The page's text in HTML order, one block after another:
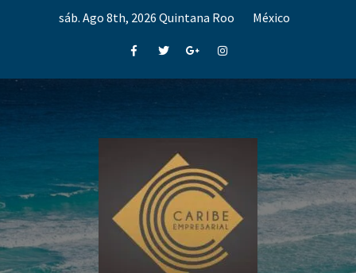
sáb. Ago 8th, 2026 Quintana Roo México
FacebookTwitterGoogle+Instagram